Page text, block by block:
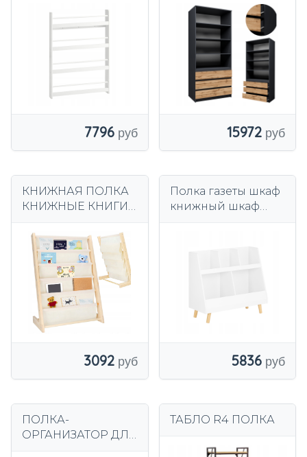
книг Книжный
шкаф KMB08-II-W
7796
спальня
гардеробная
15972
КНИЖНАЯ ПОЛКА
КНИЖНЫЕ КНИГИ
ИГРУШКИ
БЕЗОПАСНАЯ
ПОЛКА
ОРГАНАЙЗЕР
3092
Полка газеты шкаф
книжный шкаф
5836
ПОЛКА-
ОРГАНИЗАТОР ДЛЯ
ТАБЛО R4 ПОЛКА